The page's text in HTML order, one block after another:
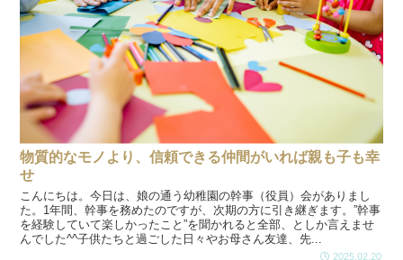
物質的なモノより、信頼できる仲間がいれば親も子も幸
せ
こんにちは。今日は、娘の通う幼稚園の幹事（役員）会がありまし
た。1年間、幹事を務めたのですが、次期の方に引き継ぎます。”幹事
を経験していて楽しかったこと”を聞かれると全部、としか言えませ
んでした^^子供たちと過ごした日々やお母さん友達、先...
2025.02.20